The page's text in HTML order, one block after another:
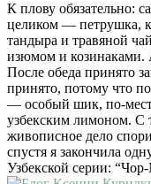
К плову обязательно:
целиком — петрушка,
тандыра и травяной
изюмом и козинаками.
После обеда принято
принято, потому что
— особый шик, по-
узбекским лимоном. С
живописное дело
спустя я закончила
Узбекской серии: